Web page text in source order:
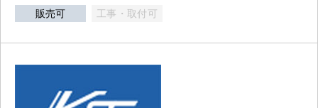
販売可 工事・取付可